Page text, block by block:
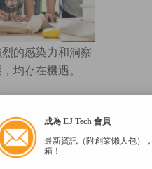
的感染力和洞察
均存在機遇。
劇《繁花》，刻
。作為那時代的
會將可達成夢
猶豫》更讓人感
成為 EJ Tech 會員
最新資訊（附創業懶人包）
箱！